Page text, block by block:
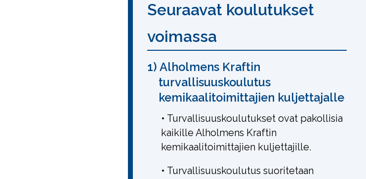
Seuraavat koulutukset
voimassa
1) Alholmens Kraftin
turvallisuuskoulutus
kemikaalitoimittajien kuljettajalle
• Turvallisuuskoulutukset ovat pakollisia
kaikille Alholmens Kraftin
kemikaalitoimittajien kuljettajille.
• Turvallisuuskoulutus suoritetaan